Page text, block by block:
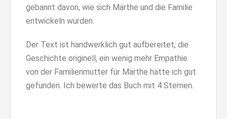
gebannt davon, wie sich Märthe und die Familie
entwickeln würden.
Der Text ist handwerklich gut aufbereitet, die
Geschichte originell, ein wenig mehr Empathie
von der Familienmutter für Märthe hätte ich gut
gefunden. Ich bewerte das Buch mit 4 Sternen.